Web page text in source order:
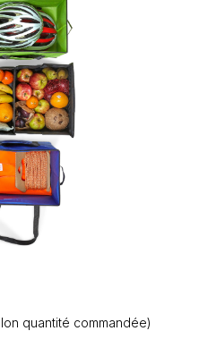
quantité commandée)